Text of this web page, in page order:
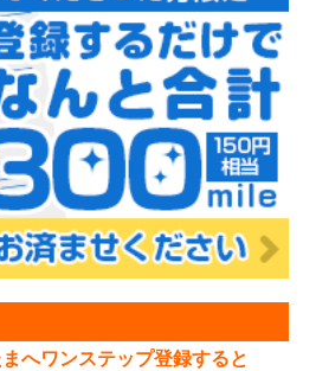
へワンステップ登録すると